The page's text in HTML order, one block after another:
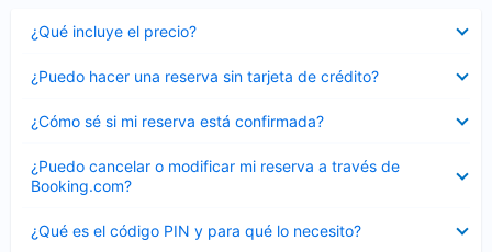
¿Qué incluye el precio?
cerrado
¿Puedo hacer una reserva sin tarjeta de crédito?
cerrado
¿Cómo sé si mi reserva está confirmada?
cerrado
¿Puedo cancelar o modificar mi reserva a través de
Booking.com?
cerrado
¿Qué es el código PIN y para qué lo necesito?
cerrado